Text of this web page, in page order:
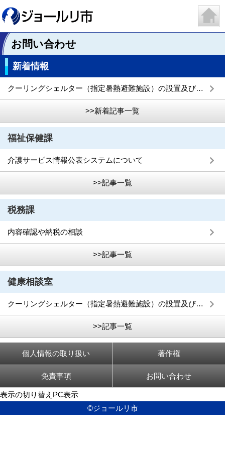
お問い合わせ
新着情報
クーリングシェルター（指定暑熱避難施設）の設置及び募集について
>>新着記事一覧
福祉保健課
介護サービス情報公表システムについて
>>記事一覧
税務課
内容確認や納税の相談
>>記事一覧
健康相談室
クーリングシェルター（指定暑熱避難施設）の設置及び募集について
>>記事一覧
個人情報の取り扱い 著作権
免責事項 お問い合わせ
表示の切り替え PC表示
©ジョールリ市